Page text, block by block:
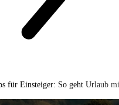
für Einsteiger: So geht Urlaub